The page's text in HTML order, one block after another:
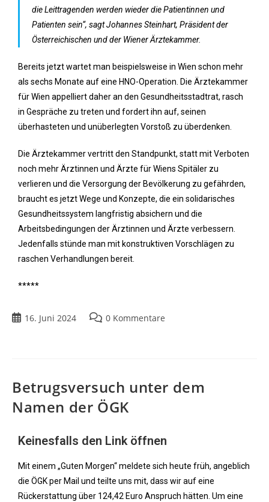
die Leittragenden werden wieder die Patientinnen und
Patienten sein“, sagt Johannes Steinhart, Präsident der
Österreichischen und der Wiener Ärztekammer.
Bereits jetzt wartet man beispielsweise in Wien schon mehr
als sechs Monate auf eine HNO-Operation. Die Ärztekammer
für Wien appelliert daher an den Gesundheitsstadtrat, rasch
in Gespräche zu treten und fordert ihn auf, seinen
überhasteten und unüberlegten Vorstoß zu überdenken.
Die Ärztekammer vertritt den Standpunkt, statt mit Verboten
noch mehr Ärztinnen und Ärzte für Wiens Spitäler zu
verlieren und die Versorgung der Bevölkerung zu gefährden,
braucht es jetzt Wege und Konzepte, die ein solidarisches
Gesundheitssystem langfristig absichern und die
Arbeitsbedingungen der Ärztinnen und Ärzte verbessern.
Jedenfalls stünde man mit konstruktiven Vorschlägen zu
raschen Verhandlungen bereit.
*****
16. Juni 2024 0 Kommentare
Betrugsversuch unter dem
Namen der ÖGK
Keinesfalls den Link öffnen
Mit einem „Guten Morgen“ meldete sich heute früh, angeblich
die ÖGK per Mail und teilte uns mit, dass wir auf eine
Rückerstattung über 124,42 Euro Anspruch hätten. Um eine